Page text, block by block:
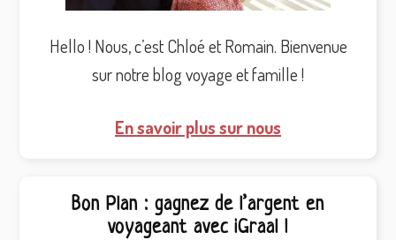
Hello ! Nous, c’est Chloé et Romain. Bienvenue
sur notre blog voyage et famille !
En savoir plus sur nous
Bon Plan : gagnez de l’argent en
voyageant avec iGraal !